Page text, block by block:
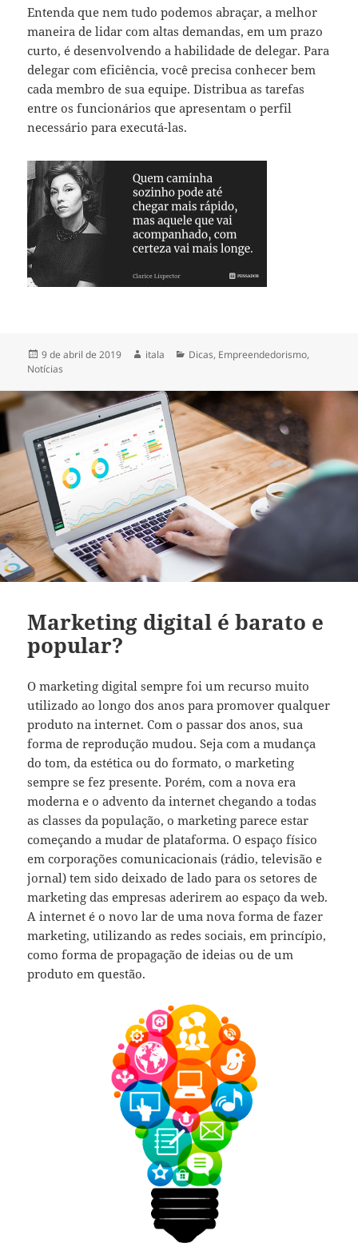
Entenda que nem tudo podemos abraçar, a melhor
maneira de lidar com altas demandas, em um prazo
curto, é desenvolvendo a habilidade de delegar. Para
delegar com eficiência, você precisa conhecer bem
cada membro de sua equipe. Distribua as tarefas
entre os funcionários que apresentam o perfil
necessário para executá-las.
9 de abril de 2019 itala Dicas, Empreendedorismo,
Notícias
Marketing digital é barato e
popular?
O marketing digital sempre foi um recurso muito
utilizado ao longo dos anos para promover qualquer
produto na internet. Com o passar dos anos, sua
forma de reprodução mudou. Seja com a mudança
do tom, da estética ou do formato, o marketing
sempre se fez presente. Porém, com a nova era
moderna e o advento da internet chegando a todas
as classes da população, o marketing parece estar
começando a mudar de plataforma. O espaço físico
em corporações comunicacionais (rádio, televisão e
jornal) tem sido deixado de lado para os setores de
marketing das empresas aderirem ao espaço da web.
A internet é o novo lar de uma nova forma de fazer
marketing, utilizando as redes sociais, em princípio,
como forma de propagação de ideias ou de um
produto em questão.